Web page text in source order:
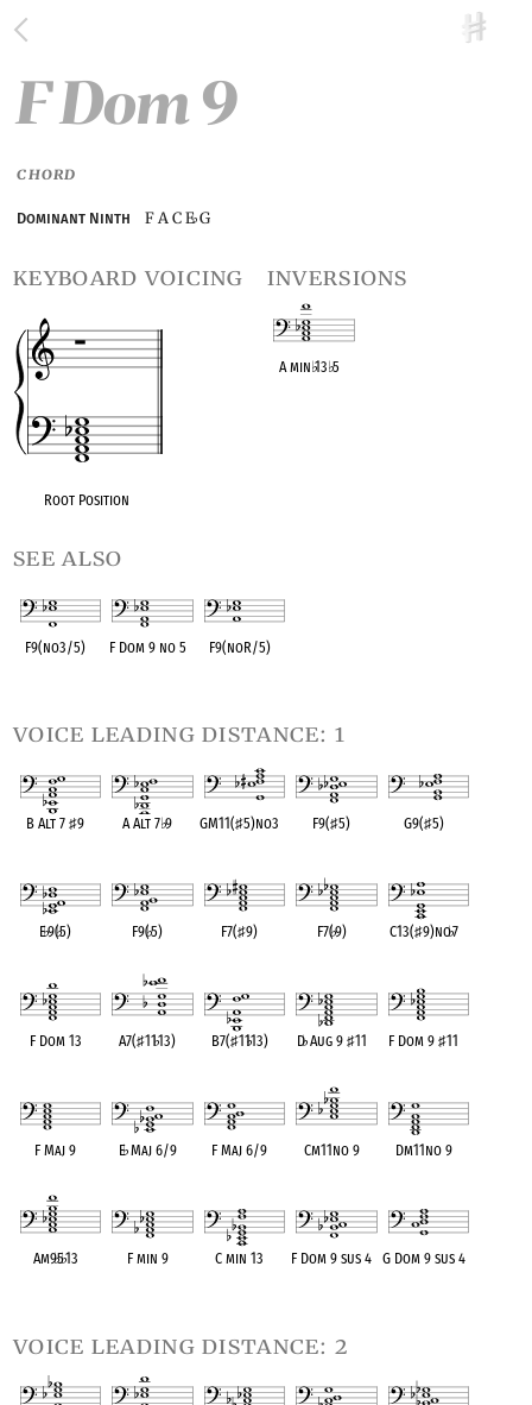
F Dom 9
CHORD
Dominant Ninth F A C E♭G
keyboard voicing
Root Position
inversions
A min♭13♭5
see also
F9(no3/5) F Dom 9 no 5 F9(noR/5)
voice leading distance: 1
B Alt 7♯9 A Alt 7♭9 GM11(♯5)no3 F9(♯5) G9(♯5)
E♭9(♭5) F9(♭5) F7(♯9) F7(♭9) C13(♯9)no♭7
F Dom 13 A7(♯11♭13) B7(♯11♭13) D♭Aug 9 ♯11 F Dom 9♯11
F Maj 9 E♭Maj 6/9 F Maj 6/9 Cm11no 9 Dm11no 9
Am9♭5♭13 F min 9 C min 13 F Dom 9 sus 4 G Dom 9 sus 4
voice leading distance: 2